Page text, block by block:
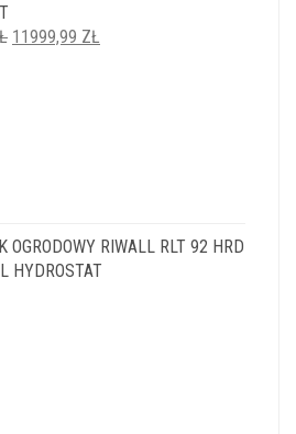
PIERWOTNA
11999,99 ZŁ
OGRODOWY RIWALL RLT 92 HRD
HYDROSTAT